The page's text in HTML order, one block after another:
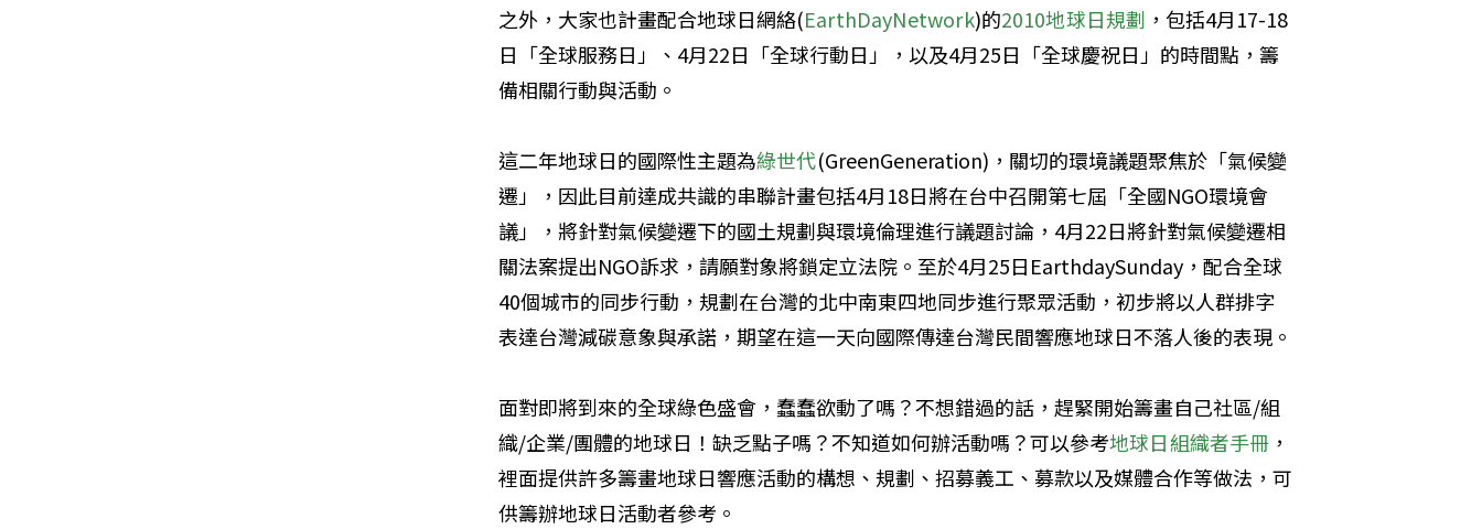
之外，大家也計畫配合地球日網絡(EarthDayNetwork)的2010地球日規劃 ，包括4月17-18
日「全球服務日」、4月22日「全球行動日」，以及4月25日「全球慶祝日」的時間點，籌
備相關行動與活動。
這二年地球日的國際性主題為綠世代(GreenGeneration)，關切的環境議題聚焦於「氣候變
遷」，因此目前達成共識的串聯計畫包括4月18日將在台中召開第七屆「全國NGO環境會
議」，將針對氣候變遷下的國土規劃與環境倫理進行議題討論，4月22日將針對氣候變遷相
關法案提出NGO訴求，請願對象將鎖定立法院。至於4月25日EarthdaySunday，配合全球
40個城市的同步行動，規劃在台灣的北中南東四地同步進行聚眾活動，初步將以人群排字
表達台灣減碳意象與承諾，期望在這一天向國際傳達台灣民間響應地球日不落人後的表現。
面對即將到來的全球綠色盛會，蠢蠢欲動了嗎？不想錯過的話，趕緊開始籌畫自己社區/組
織/企業/團體的地球日！缺乏點子嗎？不知道如何辦活動嗎？可以參考地球日組織者手冊 ，
裡面提供許多籌畫地球日響應活動的構想、規劃、招募義工、募款以及媒體合作等做法，可
供籌辦地球日活動者參考。